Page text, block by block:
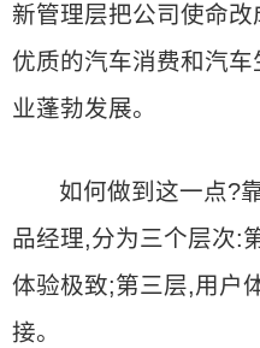
新管理层把公司使命
优质的汽车消费和汽
业蓬勃发展。
如何做到这一点?
品经理,分为三个层次:
体验极致;第三层,用户
接。